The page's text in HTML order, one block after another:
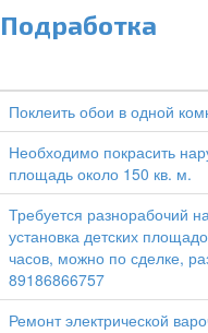
Подработка
Поклеить обои в одной
Необходимо покрасить
площадь около 150 кв. м.
Требуется разнорабочий
установка детских
часов, можно по сделке,
89186866757
Ремонт электрической